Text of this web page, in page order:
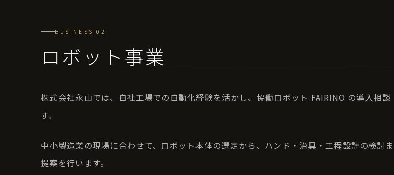
BUSINESS 02
ロボット事業
株式会社永山では、自社工場での自動化経験を活かし、協働ロボット FAIRINO の導入相談
す。
中小製造業の現場に合わせて、ロボット本体の選定から、ハンド・治具・工程設計の検討
提案を行います。